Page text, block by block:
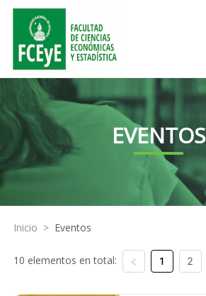
EVENTOS
Inicio > Eventos
10 elementos en total: 1 2